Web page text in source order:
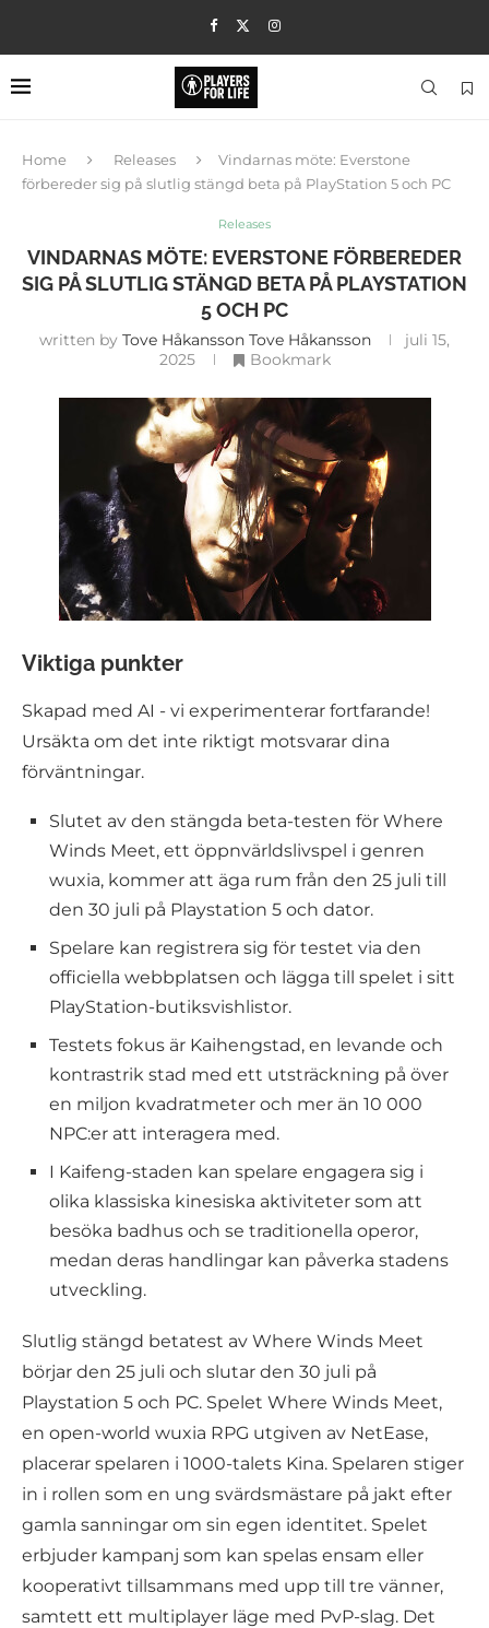
Home Releases
Vindarnas möte: Everstone
förbereder sig på slutlig stängd beta på PlayStation 5 och PC
Releases
VINDARNAS MÖTE: EVERSTONE FÖRBEREDER
SIG PÅ SLUTLIG STÄNGD BETA PÅ PLAYSTATION
5 OCH PC
written by Tove Håkansson Tove Håkansson
juli 15,
2025
Bookmark
Viktiga punkter
Skapad med AI - vi experimenterar fortfarande!
Ursäkta om det inte riktigt motsvarar dina
förväntningar.
Slutet av den stängda beta-testen för Where
Winds Meet, ett öppnvärldslivspel i genren
wuxia, kommer att äga rum från den 25 juli till
den 30 juli på Playstation 5 och dator.
Spelare kan registrera sig för testet via den
officiella webbplatsen och lägga till spelet i sitt
PlayStation-butiksvishlistor.
Testets fokus är Kaihengstad, en levande och
kontrastrik stad med ett utsträckning på över
en miljon kvadratmeter och mer än 10 000
NPC:er att interagera med.
I Kaifeng-staden kan spelare engagera sig i
olika klassiska kinesiska aktiviteter som att
besöka badhus och se traditionella operor,
medan deras handlingar kan påverka stadens
utveckling.
Slutlig stängd betatest av Where Winds Meet
börjar den 25 juli och slutar den 30 juli på
Playstation 5 och PC. Spelet Where Winds Meet,
en open-world wuxia RPG utgiven av NetEase,
placerar spelaren i 1000-talets Kina. Spelaren stiger
in i rollen som en ung svärdsmästare på jakt efter
gamla sanningar om sin egen identitet. Spelet
erbjuder kampanj som kan spelas ensam eller
kooperativt tillsammans med upp till tre vänner,
samtett ett multiplayer läge med PvP-slag. Det